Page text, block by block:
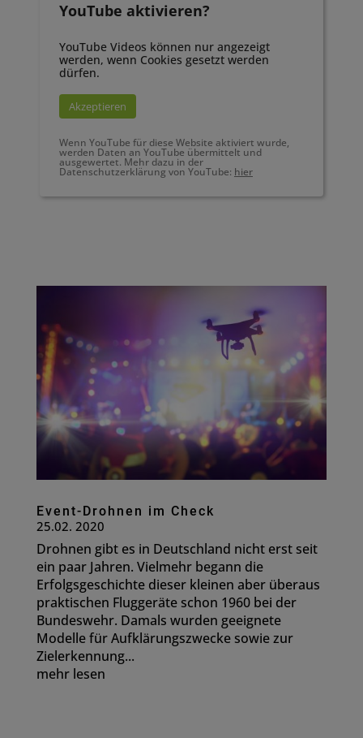
YouTube aktivieren?
YouTube Videos können nur angezeigt
werden, wenn Cookies gesetzt werden
dürfen.
Akzeptieren
Wenn YouTube für diese Website aktiviert wurde,
werden Daten an YouTube übermittelt und
ausgewertet. Mehr dazu in der
Datenschutzerklärung von YouTube: hier
Event-Drohnen im Check
25.02. 2020
Drohnen gibt es in Deutschland nicht erst seit
ein paar Jahren. Vielmehr begann die
Erfolgsgeschichte dieser kleinen aber überaus
praktischen Fluggeräte schon 1960 bei der
Bundeswehr. Damals wurden geeignete
Modelle für Aufklärungszwecke sowie zur
Zielerkennung...
mehr lesen